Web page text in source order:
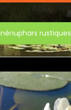
nénuphars rustiques